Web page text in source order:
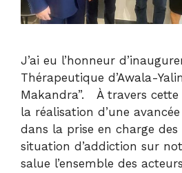
J’ai eu l’honneur
Thérapeutique d’Awala-
Makandra”. À travers cette
la réalisation d’une
dans la prise en charge des
situation d’addiction sur
salue l’ensemble des